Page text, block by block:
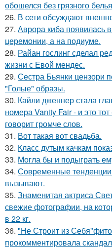
обошелся без грязного
26. В сети обсуждают
27. Аврора киба появилась
церемонии, а на подиуме.
28. Райан гослинг сделал
жизни с Евой мендес.
29. Сестра Бьянки цензори
"Голые" образы.
30. Кайли дженнер стала
номера Vanity Fair - и это тот
говорит громче слов.
31. Вот такая вот свадьба.
32. Класс дутым качкам
33. Могла бы и подыграть
34. Современные
вызывают.
35. Знаменитая актриса
свежие фотографии, на
в 22 кг.
36. "Не Строит из
прокомментировала